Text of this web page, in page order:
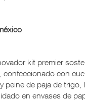
kit premier
confeccionado con
peine de paja de
en envases de